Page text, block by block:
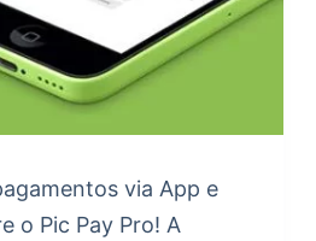
via App e
o Pic Pay Pro! A